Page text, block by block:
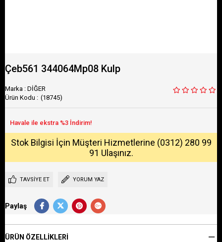
Çeb561 344064Mp08 Kulp
Marka : DİĞER
(18745)
Stok Bilgisi İçin Müşteri Hizmetlerine (0312) 280 99
91 Ulaşınız.
TAVSIYE ET YORUM YAZ
Paylaş
ÜRÜN ÖZELLIKLERI